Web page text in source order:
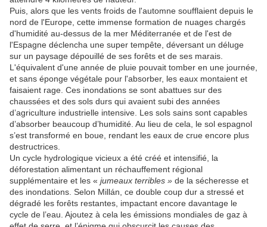
Puis, alors que les vents froids de l'automne soufflaient depuis le
nord de l'Europe, cette immense formation de nuages ​​chargés
d'humidité au-dessus de la mer Méditerranée et de l'est de
l'Espagne déclencha une super tempête, déversant un déluge
sur un paysage dépouillé de ses forêts et de ses marais.
L'équivalent d'une année de pluie pouvait tomber en une journée,
et sans éponge végétale pour l'absorber, les eaux montaient et
faisaient rage. Ces inondations se sont abattues sur des
chaussées et des sols durs qui avaient subi des années
d’agriculture industrielle intensive. Les sols sains sont capables
d’absorber beaucoup d’humidité. Au lieu de cela, le sol espagnol
s’est transformé en boue, rendant les eaux de crue encore plus
destructrices.
Un cycle hydrologique vicieux a été créé et intensifié, la
déforestation alimentant un réchauffement régional
supplémentaire et les « jumeaux terribles » de la sécheresse et
des inondations. Selon Millán, ce double coup dur a stressé et
dégradé les forêts restantes, impactant encore davantage le
cycle de l’eau. Ajoutez à cela les émissions mondiales de gaz à